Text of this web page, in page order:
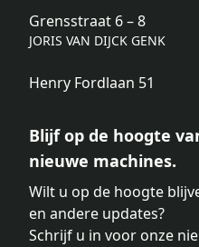
Grensstraat 6 – 8
JORIS VAN DIJCK GENK
Henry Fordlaan 51
Blijf op de hoogte
nieuwe machines.
Wilt u op de hoogte
en andere updates?
Schrijf u in voor onze